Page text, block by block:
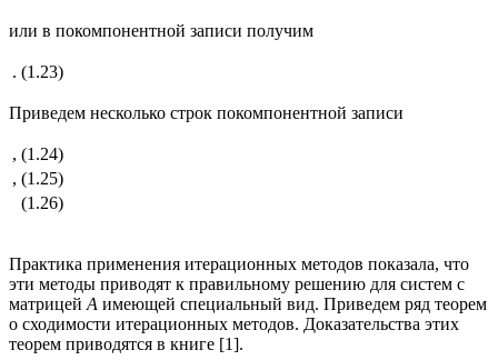
или в покомпонентной записи получим
. (1.23)
Приведем несколько строк покомпонентной записи
, (1.24)
, (1.25)
(1.26)
Практика применения итерационных методов показала, что
эти методы приводят к правильному решению для систем с
матрицей А имеющей специальный вид. Приведем ряд теорем
о сходимости итерационных методов. Доказательства этих
теорем приводятся в книге [1].